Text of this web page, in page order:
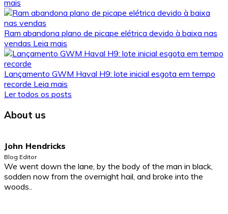
mais
Ram abandona plano de picape elétrica devido à baixa nas
vendas Leia mais
Lançamento GWM Haval H9: lote inicial esgota em tempo
recorde Leia mais
Ler todos os posts
About us
John Hendricks
Blog Editor
We went down the lane, by the body of the man in black,
sodden now from the overnight hail, and broke into the
woods..